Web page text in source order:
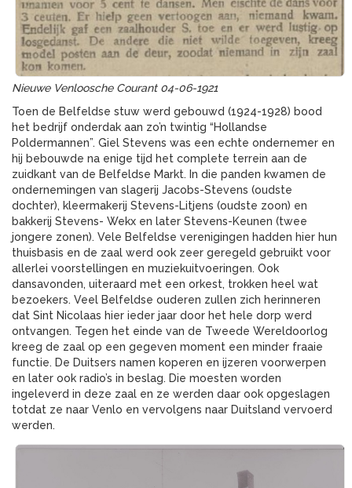
Nieuwe Venloosche Courant 04-06-1921
Toen de Belfeldse stuw werd gebouwd (1924-1928) bood
het bedrijf onderdak aan zo’n twintig “Hollandse
Poldermannen”. Giel Stevens was een echte ondernemer en
hij bebouwde na enige tijd het complete terrein aan de
zuidkant van de Belfeldse Markt. In die panden kwamen de
ondernemingen van slagerij Jacobs-Stevens (oudste
dochter), kleermakerij Stevens-Litjens (oudste zoon) en
bakkerij Stevens- Wekx en later Stevens-Keunen (twee
jongere zonen). Vele Belfeldse verenigingen hadden hier hun
thuisbasis en de zaal werd ook zeer geregeld gebruikt voor
allerlei voorstellingen en muziekuitvoeringen. Ook
dansavonden, uiteraard met een orkest, trokken heel wat
bezoekers. Veel Belfeldse ouderen zullen zich herinneren
dat Sint Nicolaas hier ieder jaar door het hele dorp werd
ontvangen. Tegen het einde van de Tweede Wereldoorlog
kreeg de zaal op een gegeven moment een minder fraaie
functie. De Duitsers namen koperen en ijzeren voorwerpen
en later ook radio’s in beslag. Die moesten worden
ingeleverd in deze zaal en ze werden daar ook opgeslagen
totdat ze naar Venlo en vervolgens naar Duitsland vervoerd
werden.